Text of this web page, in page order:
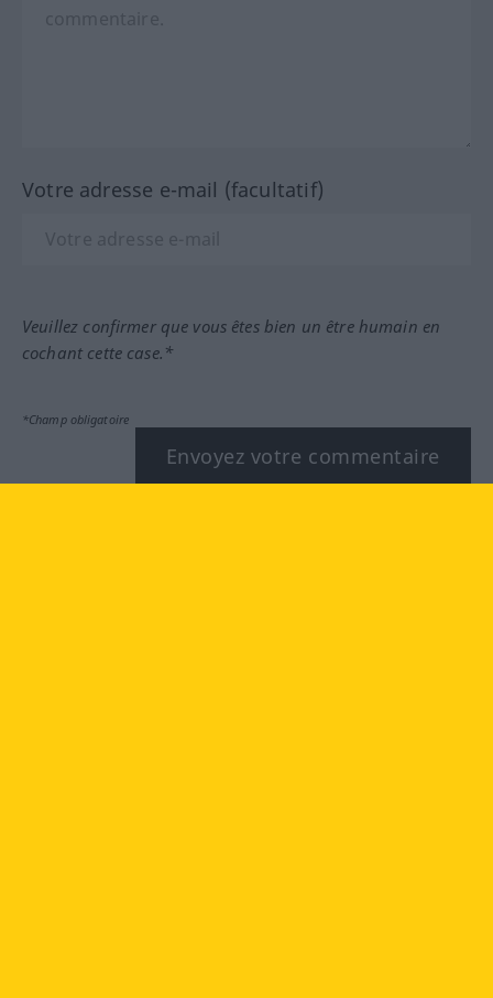
Votre adresse e-mail (facultatif)
Veuillez confirmer que vous êtes bien un être humain en
cochant cette case.*
*Champ obligatoire
Envoyez votre commentaire